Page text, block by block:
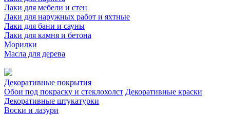
Лаки для мебели и стен
Лаки для наружных работ и яхтные
Лаки для бани и сауны
Лаки для камня и бетона
Морилки
Масла для дерева
Декоративные покрытия
Обои под покраску и стеклохолст Декоративные краски
Декоративные штукатурки
Воски и лазури